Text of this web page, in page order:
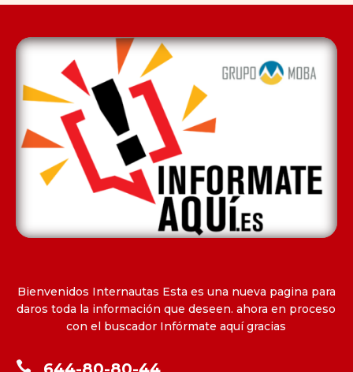
Bienvenidos Internautas Esta es una nueva pagina para
daros toda la información que deseen. ahora en proceso
con el buscador Infórmate aquí gracias
